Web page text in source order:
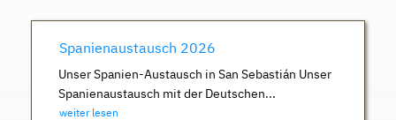
Spanienaustausch 2026
Unser Spanien-Austausch in San Sebastián Unser
Spanienaustausch mit der Deutschen...
weiter lesen